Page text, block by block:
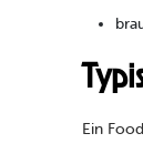
Ein